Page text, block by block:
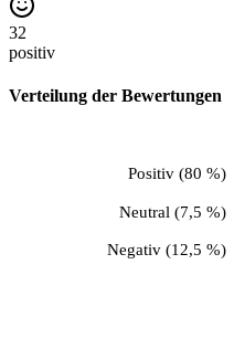
32
positiv
Verteilung der Bewertungen
Negativ(12,5 %)
Neutral (7,5 %)
Positiv(80 %)